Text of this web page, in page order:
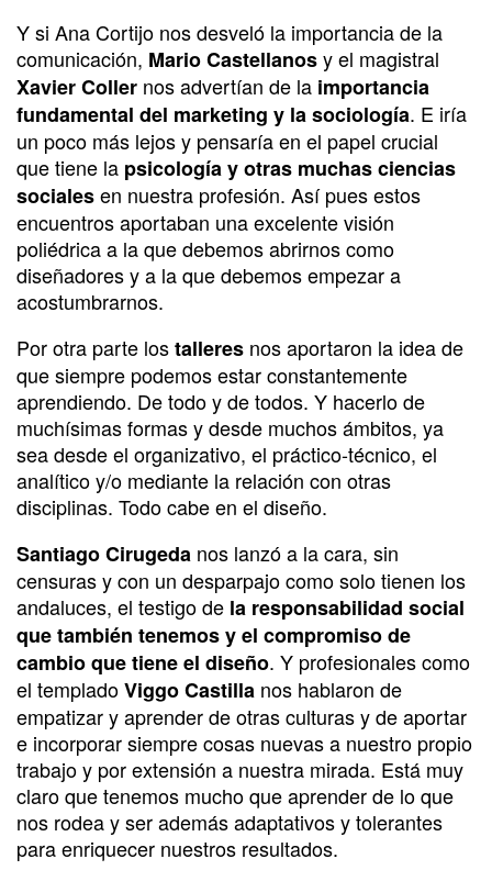
Y si Ana Cortijo nos desveló la importancia de la
comunicación, Mario Castellanosy el magistral
Xavier Coller nos advertían de la importancia
fundamental del marketing y la sociología. E iría
un poco más lejos y pensaría en el papel crucial
que tiene la psicología y otras muchas ciencias
socialesen nuestra profesión. Así pues estos
encuentros aportaban una excelente visión
poliédrica a la que debemos abrirnos como
diseñadores y a la que debemos empezar a
acostumbrarnos.
Por otra parte lostalleres nos aportaron la idea de
que siempre podemos estar constantemente
aprendiendo. De todo y de todos. Y hacerlo de
muchísimas formas y desde muchos ámbitos, ya
sea desde el organizativo, el práctico-técnico, el
analítico y/o mediante la relación con otras
disciplinas. Todo cabe en el diseño.
Santiago Cirugeda nos lanzó a la cara, sin
censuras y con un desparpajo como solo tienen los
andaluces, el testigo de la responsabilidad social
que también tenemos y el compromiso de
cambio que tiene el diseño. Y profesionales como
el templadoViggo Castilla nos hablaron de
empatizar y aprender de otras culturas y de aportar
e incorporar siempre cosas nuevas a nuestro propio
trabajo y por extensión a nuestra mirada. Está muy
claro que tenemos mucho que aprender de lo que
nos rodea y ser además adaptativos y tolerantes
para enriquecer nuestros resultados.